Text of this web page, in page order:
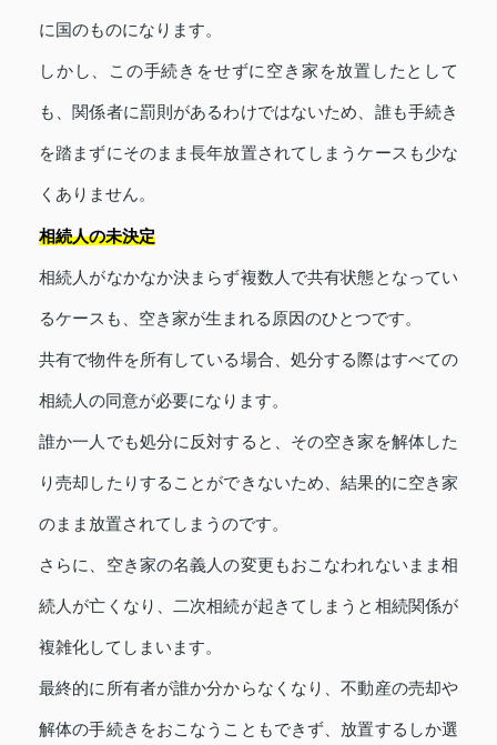
に国のものになります。
しかし、この手続きをせずに空き家を放置したとして
も、関係者に罰則があるわけではないため、誰も手続き
を踏まずにそのまま長年放置されてしまうケースも少な
くありません。
相続人の未決定
相続人がなかなか決まらず複数人で共有状態となってい
るケースも、空き家が生まれる原因のひとつです。
共有で物件を所有している場合、処分する際はすべての
相続人の同意が必要になります。
誰か一人でも処分に反対すると、その空き家を解体した
り売却したりすることができないため、結果的に空き家
のまま放置されてしまうのです。
さらに、空き家の名義人の変更もおこなわれないまま相
続人が亡くなり、二次相続が起きてしまうと相続関係が
複雑化してしまいます。
最終的に所有者が誰か分からなくなり、不動産の売却や
解体の手続きをおこなうこともできず、放置するしか選